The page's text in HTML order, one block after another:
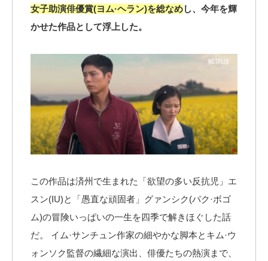
女子助演俳優賞(ヨム·ヘラン)を総なめし、今年を輝
かせた作品として浮上した。
この作品は済州で生まれた「欲望の多い反抗児」エ
スン(IU)と「愚直な頑固者」グァンシク(パク·ボゴ
ム)の冒険いっぱいの一生を四季で解きほぐした話
だ。 イム·サンチュン作家の細やかな脚本とキム·ウ
ォンソク監督の繊細な演出、俳優たちの熱演まで、